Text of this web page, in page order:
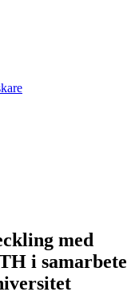
med
i samarbete